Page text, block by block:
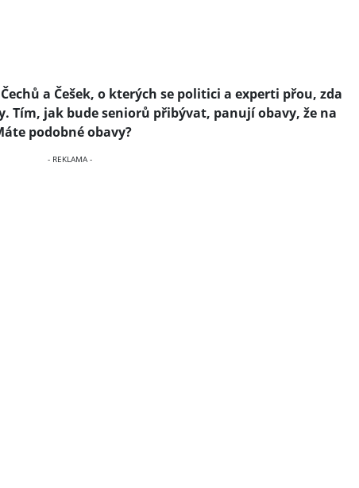
a Češek, o kterých se politici a experti přou, zda
Tím, jak bude seniorů přibývat, panují obavy, že na
podobné obavy?